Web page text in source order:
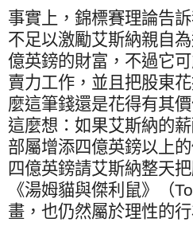
事實上，錦標賽理論告
不足以激勵艾斯納親自
億英鎊的財富，不過它
賣力工作，並且把股東
麼這筆錢還是花得有其
這麼想：如果艾斯納的
部屬增添四億英鎊以上
四億英鎊請艾斯納整天
《湯姆貓與傑利鼠》（
畫，也仍然屬於理性的行